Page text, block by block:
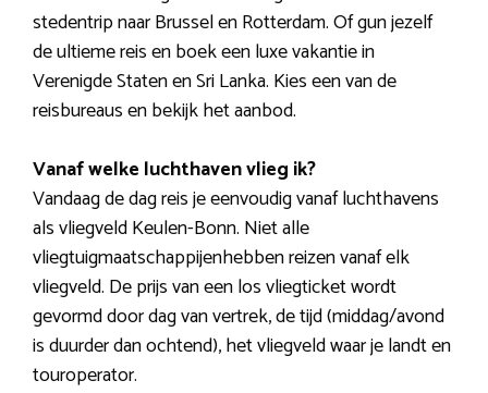
stedentrip naar Brussel en Rotterdam. Of gun jezelf
de ultieme reis en boek een luxe vakantie in
Verenigde Staten en Sri Lanka. Kies een van de
reisbureaus en bekijk het aanbod.
Vanaf welke luchthaven vlieg ik?
Vandaag de dag reis je eenvoudig vanaf luchthavens
als vliegveld Keulen-Bonn. Niet alle
vliegtuigmaatschappijenhebben reizen vanaf elk
vliegveld. De prijs van een los vliegticket wordt
gevormd door dag van vertrek, de tijd (middag/avond
is duurder dan ochtend), het vliegveld waar je landt en
touroperator.